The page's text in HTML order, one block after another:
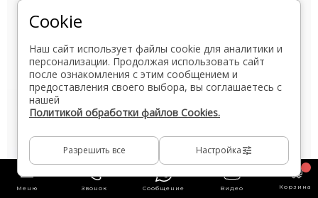
Меню Звонок Сообщение Видео Корзина
Cookie
Наш сайт использует файлы cookie для аналитики и
персонализации. Продолжая использовать сайт
после ознакомления с этим сообщением и
предоставления своего выбора, вы соглашаетесь с
нашей
Политикой обработки файлов Cookies.
Разрешить все Настройка